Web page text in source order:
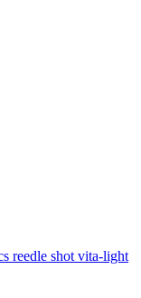
reedle shot vita-light